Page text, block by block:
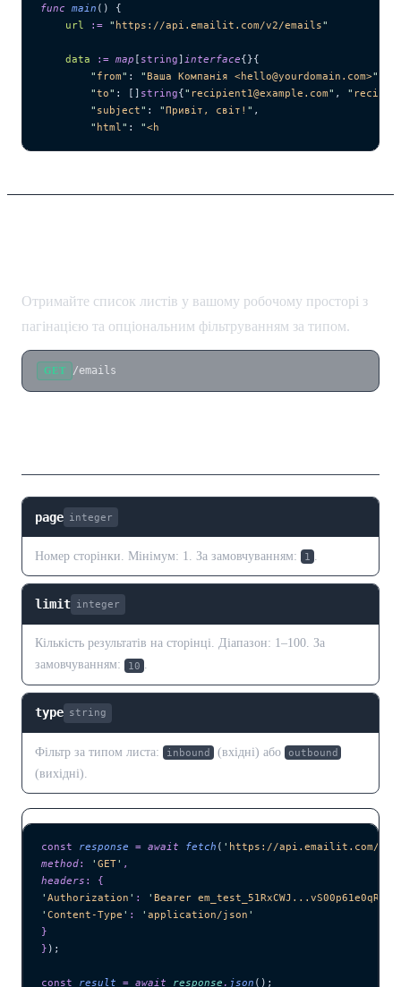
func main () {
    url
:= " https://api.emailit.com/v2/emails"
    data
:= map [ string] interface{}{
        "
from" : "Ваша Компанія <hello@yourdomain.com>"
        "
to" : [] string{" recipient1@example.com" , "
        "
subject" : "Привіт, світ! " ,
        "
html " : "<h
Отримайте список листів у вашому робочому просторі з
пагінацією та опціональним фільтруванням за типом.
GET /emails
page integer
Номер сторінки. Мінімум: 1. За замовчуванням: 1 .
limit integer
Кількість результатів на сторінці. Діапазон: 1–100. За
замовчуванням: 10 .
type string
Фільтр за типом листа: inbound (вхідні) або outbound
(вихідні).
const response = await fetch ( ' https://api.emailit.com/v2/
method: ' GET' ,
headers :
{
' Authorization ' : ' Bearer em_test_51RxCWJ...vS00p61e0qRE
' Content-Type ' : ' application/json '
}
} );
const result = await response . json ();